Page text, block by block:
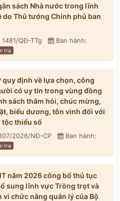
sách Nhà nước trong lĩnh
do Thủ tướng Chính phủ ban
1481/QĐ-TTg
Ban hành:
tra
định về lựa chọn, công
có uy tín trong vùng đồng
sách thăm hỏi, chúc mừng,
biểu dương, tôn vinh đối với
tộc thiểu số
2026/NĐ-CP
Ban hành:
tra
năm 2026 công bố thủ tục
sung lĩnh vực Trồng trọt và
vi chức năng quản lý của Bộ